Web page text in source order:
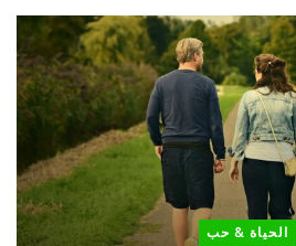
الحياة & حب